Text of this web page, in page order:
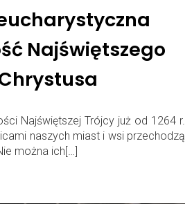
Najświętszego
Najświętszej Trójcy już od 1264 r.
naszych miast i wsi przechodzą
można ich[…]